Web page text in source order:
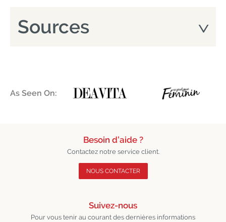
Sources
As Seen On:
Besoin d’aide ?
Contactez notre service client.
NOUS CONTACTER
Suivez-nous
Pour vous tenir au courant des dernières informations